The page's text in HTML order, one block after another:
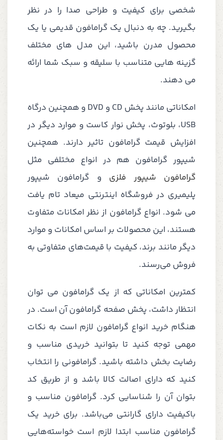
شخصی برای کیفیت و طراحی صدا را در نظر
بگیرید. چه به دنبال یک گرامافون قدیمی یا یک
محصول مدرن باشید، این مدل های مختلف
گزینه هایی متناسب با سلیقه و سبک شما ارائه
می دهند.
امکاناتی مانند پخش CD و DVD و همچنین درگاه
USB، بلوتوث، پخش نوار کاست و موارد دیگر در
افزایش قیمت گرامافون تاثیر دارند. همچنین
شیپور گرامافون هم در انواع مختلفی مثل
گرامافون شیپور فلزی و گرامافون شیپور
پلیمیری در فروشگاه اینترنتی میعاد تام یافت
می شود. انواع گرامافون از نظر امکانات متفاوت
هستند، این محصولات بر اساس امکانات و موارد
دیگر مانند برند، کیفیت با قیمت‌های متفاوتی به
فروش می‌رسند.
کمترین امکاناتی که از یک گرامافون می توان
انتظار داشت، پخش صفحه گرامافون آن است. در
هنگام خرید انواع گرامافون لازم است به نکات
مهمی توجه کنید تا بتوانید خریدی مناسب و
رضایت بخش داشته باشید. گرامافونی را انتخاب
کنید که دارای اصالت کالا باشد و از طریق کد
بتوان آن را شناسایی کرد. گرامافون مناسب و
باکیفیت دارای گارانتی می‌باشد. برای خرید یک
گرامافون مناسب ابتدا لازم است خواسته‌هایی